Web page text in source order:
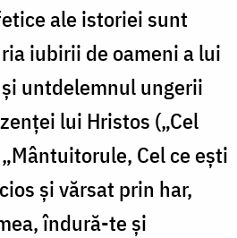
ale istoriei sunt
iubirii de oameni a lui
untdelemnul ungerii
lui Hristos („Cel
Cel ce eşti
şi vărsat prin har,
îndură-te şi